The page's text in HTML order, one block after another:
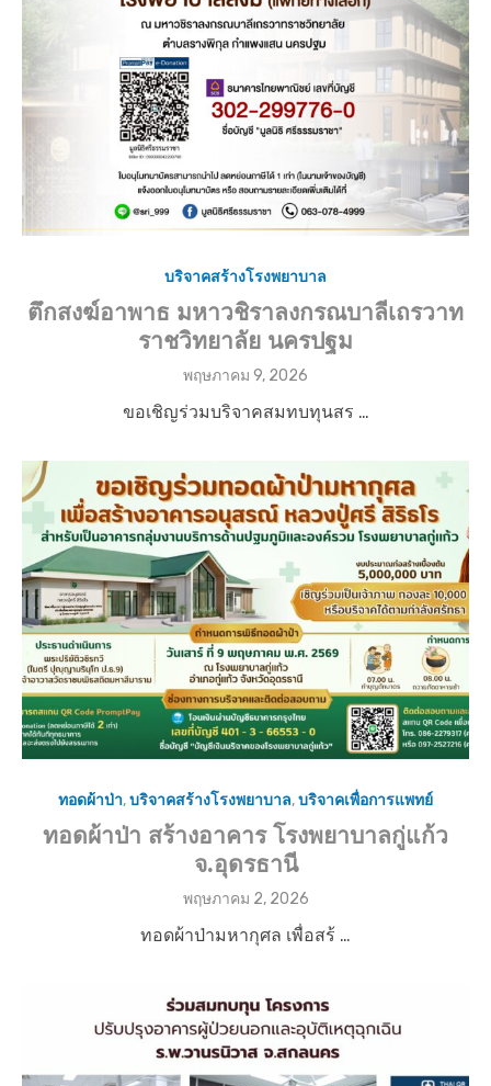
บริจาคสร้างโรงพยาบาล
ตึกสงฆ์อาพาธ มหาวชิราลงกรณบาลีเถรวาท
ราชวิทยาลัย นครปฐม
P
s
d
o
n
พฤษภาคม 9, 2026
ขอเชิญร่วมบริจาคสมทบทุนสร …
ทอดผ้าป่า,บริจาคสร้างโรงพยาบาล,บริจาคเพื่อการแพทย์
ทอดผ้าป่า สร้างอาคาร โรงพยาบาลกู่แก้ว
จ.อุดรธานี
P
s
o
n
พฤษภาคม 2, 2026
ทอดผ้าป่ามหากุศล เพื่อสร้ …